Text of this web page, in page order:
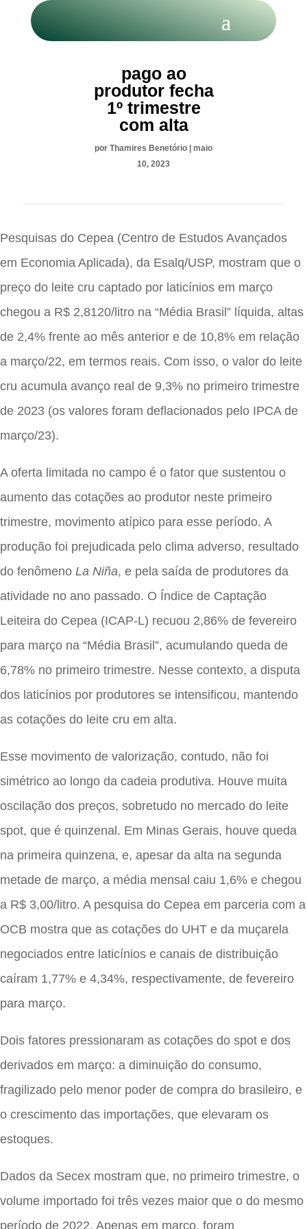
pago ao
produtor fecha
1º trimestre
com alta
por Thamires Benetório | maio
10, 2023
Pesquisas do Cepea (Centro de Estudos Avançados
em Economia Aplicada), da Esalq/USP, mostram que o
preço do leite cru captado por laticínios em março
chegou a R$ 2,8120/litro na “Média Brasil” líquida, altas
de 2,4% frente ao mês anterior e de 10,8% em relação
a março/22, em termos reais. Com isso, o valor do leite
cru acumula avanço real de 9,3% no primeiro trimestre
de 2023 (os valores foram deflacionados pelo IPCA de
março/23).
A oferta limitada no campo é o fator que sustentou o
aumento das cotações ao produtor neste primeiro
trimestre, movimento atípico para esse período. A
produção foi prejudicada pelo clima adverso, resultado
do fenômeno La Niña, e pela saída de produtores da
atividade no ano passado. O Índice de Captação
Leiteira do Cepea (ICAP-L) recuou 2,86% de fevereiro
para março na “Média Brasil”, acumulando queda de
6,78% no primeiro trimestre. Nesse contexto, a disputa
dos laticínios por produtores se intensificou, mantendo
as cotações do leite cru em alta.
Esse movimento de valorização, contudo, não foi
simétrico ao longo da cadeia produtiva. Houve muita
oscilação dos preços, sobretudo no mercado do leite
spot, que é quinzenal. Em Minas Gerais, houve queda
na primeira quinzena, e, apesar da alta na segunda
metade de março, a média mensal caiu 1,6% e chegou
a R$ 3,00/litro. A pesquisa do Cepea em parceria com a
OCB mostra que as cotações do UHT e da muçarela
negociados entre laticínios e canais de distribuição
caíram 1,77% e 4,34%, respectivamente, de fevereiro
para março.
Dois fatores pressionaram as cotações do spot e dos
derivados em março: a diminuição do consumo,
fragilizado pelo menor poder de compra do brasileiro, e
o crescimento das importações, que elevaram os
estoques.
Dados da Secex mostram que, no primeiro trimestre, o
volume importado foi três vezes maior que o do mesmo
período de 2022. Apenas em março, foram